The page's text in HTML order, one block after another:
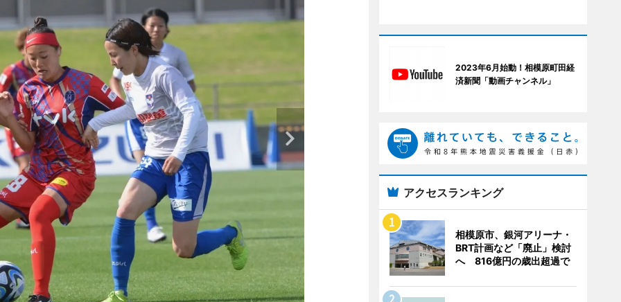
2023年6月始動！相模原町田経
済新聞「動画チャンネル」
アクセスランキング
相模原市、銀河アリーナ・
BRT計画など「廃止」検討
へ 816億円の歳出超過で